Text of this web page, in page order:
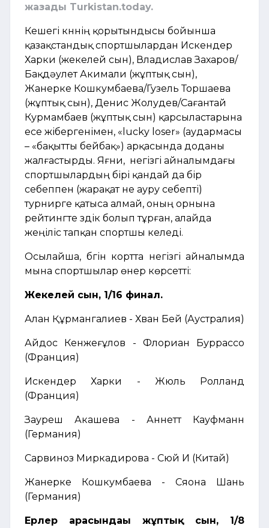
жазады Turkistan.today.
Кешегі күннің қорытындысы бойынша
қазақстандық спортшылардан Искендер
Харки (жекелей сын), Владислав Захаров/
Бақдәулет Акимали (жұптық сын),
Жанерке Кошкумбаева/Гузель Торшаева
(жұптық сын), Денис Жолудев/Сағантай
Курмамбаев (жұптық сын) қарсыластарына
есе жібергенімен, «lucky loser» (аудармасы
– «бақытты бейбақ») арқасында доданы
жалғастырды. Яғни, негізгі айналымдағы
спортшылардың бірі қандай да бір
себеппен (жарақат не ауру себепті)
турнирге қатыса алмай, оның орнына
рейтингте үздік болып тұрған, алайда
жеңіліс тапқан спортшы келеді.
Осылайша, бүгін кортта негізгі айналымда
мына спортшылар өнер көрсетті:
Жекелей сын, 1/16 финал.
Алан Құрмангалиев - Хван Бей (Аустралия)
Айдос Кенжеғұлов - Флориан Буррассо
(Франция)
Искендер Харки - Жюль Ролланд
(Франция)
Зауреш Акашева - Аннетт Кауфманн
(Германия)
Сарвиноз Миркадирова - Сюй И (Китай)
Жанерке Кошкумбаева - Сяона Шань
(Германия)
Ерлер арасындағы жұптық сын, 1/8